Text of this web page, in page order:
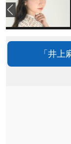
「井